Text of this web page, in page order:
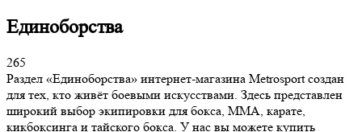
Единоборства
265
Раздел «Единоборства» интернет-магазина Metrosport создан
для тех, кто живёт боевыми искусствами. Здесь представлен
широкий выбор экипировки для бокса, ММА, карате,
кикбоксинга и тайского бокса. У нас вы можете купить